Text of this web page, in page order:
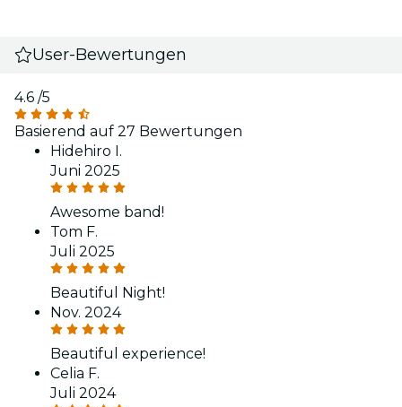
User-Bewertungen
4.6 /5
Basierend auf 27 Bewertungen
Hidehiro I.
Juni 2025
Awesome band!
Tom F.
Juli 2025
Beautiful Night!
Nov. 2024
Beautiful experience!
Celia F.
Juli 2024